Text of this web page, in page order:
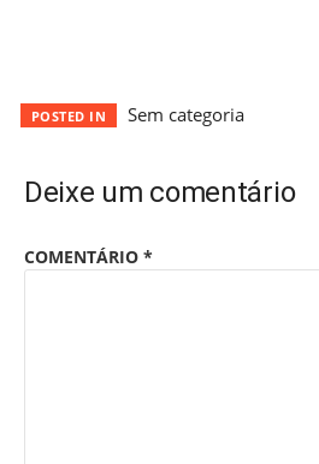
POSTED IN Sem categoria
Deixe um comentário
COMENTÁRIO *